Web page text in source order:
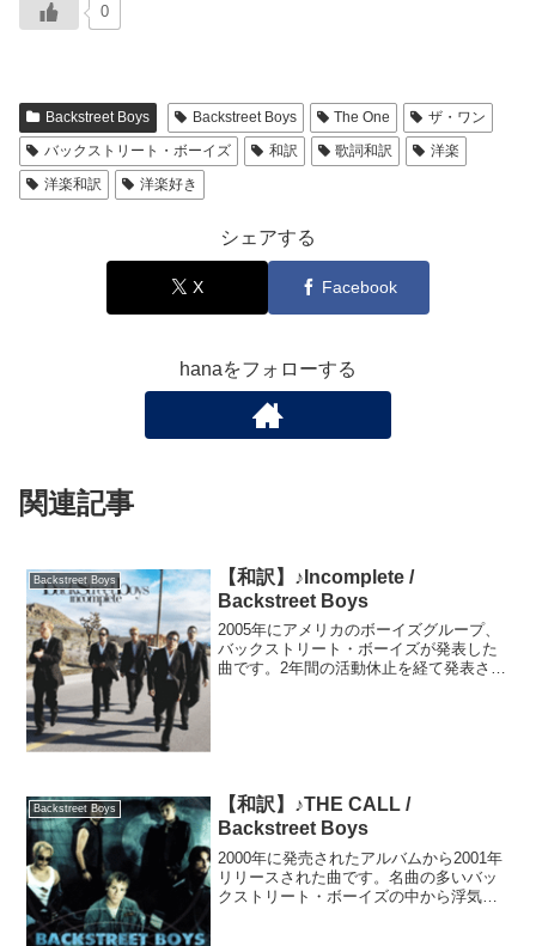
0
Backstreet Boys Backstreet Boys The One
ザ・ワン
バックストリート・ボーイズ
和訳 歌詞和訳
洋楽
洋楽和訳
洋楽好き
シェアする
X Facebook
hanaをフォローする
関連記事
Backstreet Boys
【和訳】♪Incomplete /
Backstreet Boys
2005年にアメリカのボーイズグループ、
バックストリート・ボーイズが発表した
曲です。2年間の活動休止を経て発表さ
Backstreet Boys
【和訳】♪THE CALL /
Backstreet Boys
2000年に発売されたアルバムから2001年
リリースされた曲です。名曲の多いバッ
クストリート・ボーイズの中から浮気ソ